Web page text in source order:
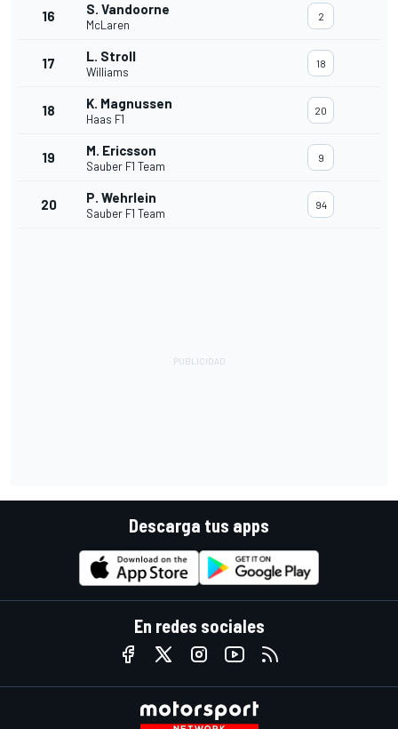
16 S. Vandoorne
McLaren
2
17 L. Stroll
Williams
18
18 K. Magnussen
Haas F1
20
19 M. Ericsson
Sauber F1 Team
9
20 P. Wehrlein
Sauber F1 Team
94
Descarga tus apps
En redes sociales